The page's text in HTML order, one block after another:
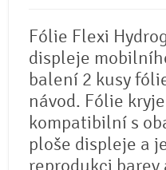
Fólie Flexi
displeje
balení 2 kusy
návod. Fólie
kompatibilní s
ploše displeje a